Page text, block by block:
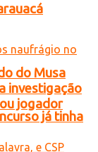
do Musa
já tinha
investigação
jogador